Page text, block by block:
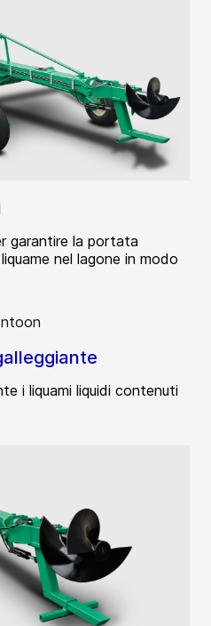
garantire la portata
nel lagone in modo
i liquami liquidi contenuti